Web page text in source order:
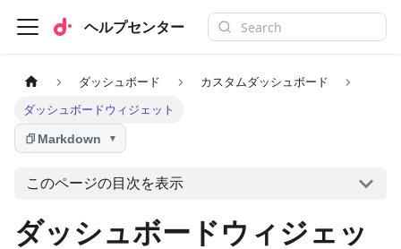
ヘルプセンター
ダッシュボード
カスタムダッシュボード
ダッシュボードウィジェット
Markdown ▼
このページの目次を表示
ダッシュボードウィジェッ